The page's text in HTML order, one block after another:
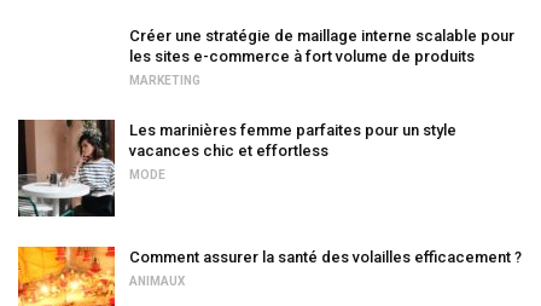
Créer une stratégie de maillage interne scalable pour
les sites e-commerce à fort volume de produits
MARKETING
Les marinières femme parfaites pour un style
vacances chic et effortless
MODE
Comment assurer la santé des volailles efficacement ?
ANIMAUX